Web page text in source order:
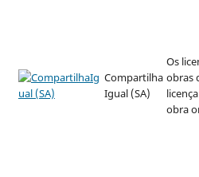
Compartilha
Igual (SA)
Os
obras
obra